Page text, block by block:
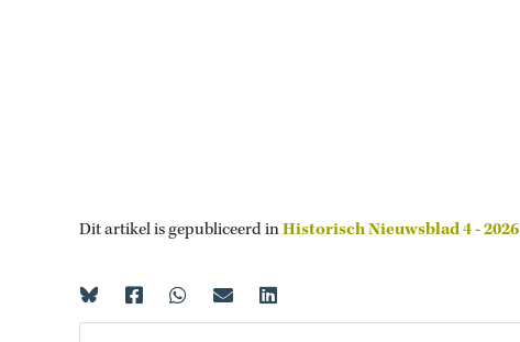
Dit artikel is gepubliceerd inHistorisch Nieuwsblad 4 - 2026